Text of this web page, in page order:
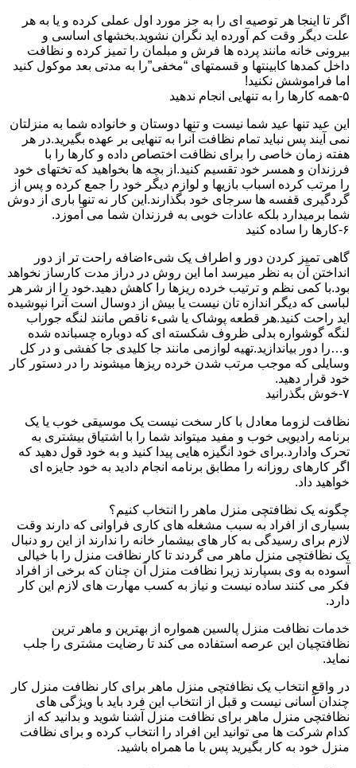
اگر تا اینجا هر توصیه ای را به جز مورد اول عملی کرده و یا به هر
علت دیگر وقت کم آورده اید نگران نشوید.بخشهای اساسی و
بیرونی خانه مانند پرده ها فرش و مبلمان را تمیز کرده و نظافت
داخل کمدها کابینتها و قسمتهای “مخفی”را به مدتی بعد موکول کنید
اما فراموشش نکنید!
۵-همه کارها را به تنهایی انجام ندهید
این عید تنها عید شما نیست و تنها دوستان و خانواده شما به منزلتان
نمی آیند پس نباید تمام نظافت آنرا به تنهایی بر عهده بگیرید.در هر
هفته زمان خاصی را برای نظافت اختصاص داده و کارها را با
فرزندان و همسر خود تقسیم کنید.از بچه ها بخواهید که تختهای خود
را مرتب کرده اسباب بازیها و لوازم دیگر خود را جمع کرده و پس از
گردگیری قفسه ها سرجای خود بگذارند.این کار نه تنها باری از دوش
شما برمیدارد بلکه عادات خوبی به فرزندان شما می آموزد.
۶-کارها را ساده کنید
گاهی تمیز کردن دور و اطراف یک شیءاضافه راحت تر از دور
انداختن آن به نظر میرسد اما این روش در دراز مدت کارساز نخواهد
بود.با کمی نظم و ترتیب خرده ریزها را کاهش دهید.خود را از شر هر
لباسی که دیگر اندازه تان نیست یا بیش از دوسال است آنرا نپوشیده
اید راحت کنید.هر قطعه پوشاک یا شیء ناقص مانند لنگه جوراب
لنگه گوشواره بدلی ظروف شکسته ای که دوباره چسبانده شده
و…را دور بیاندازید.تهیه لوازمی مانند جا کلیدی جا کفشی و در کل
وسایلی که موجب مرتب شدن خرده ریزها میشوند را در دستور کار
خود قرار دهید.
۷-خوش بگذرانید
نظافت لزوما معادل با کار سخت نیست یک موسیقی خوب یا یک
برنامه رادیویی خوب و مفید میتواند شما را با اشتیاق بیشتری به
تحرک وادارد.برای خود انگیزه هایی پیدا کنید و به خود قول دهید که
اگر کارهای روزانه را مطابق برنامه انجام دادید به خود جایزه ای
خواهید داد.
چگونه یک نظافتچی منزل ماهر را انتخاب کنیم؟
بسیاری از افراد به سبب مشغله های کاری فراوانی که دارند وقت
لازم برای رسیدگی به کار های بیشمار خانه را ندارند از این رو دنبال
یک نظافتچی منزل ماهر می گردند تا کار نظافت منزل را با خیالی
آسوده به وی بسپارند زیرا نظافت منزل آن چنان که برخی از افراد
فکر می کنند ساده نیست و نیاز به کسب مهارت های لازم این کار
دارد.
خدمات نظافت منزل پالسین همواره از بهترین و ماهر ترین
نظافتچیان این عرصه استفاده می کند تا رضایت مشتری را جلب
نماید.
در واقع انتخاب یک نظافتچی منزل ماهر برای کار نظافت منزل کار
چندان آسانی نیست و قبل از انتخاب این فرد باید با ویژگی های
نظافتچی منزل ماهر برای نظافت منزل آشنا شوید و بدانید که از
کدام شرکت ها می توانید این افراد را انتخاب کرده و برای نظافت
منزل خود به کار بگیرید پس با ما همراه باشید.